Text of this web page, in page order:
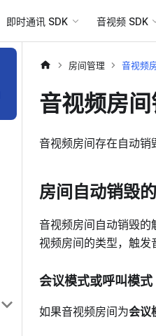
即时通讯 SDK 音视频 SDK
房间管理 音视频
音视频房
音视频房间存在自动销
房间自动销毁
音视频房间自动销毁的
视频房间的类型，触发
会议模式或呼叫模式
如果音视频房间为会议